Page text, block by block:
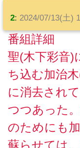
2: 2024/07/13(土)
番組詳細
聖(木下彩音)
ち込む加治
に消去され
つつあった
のためにも
蘇らせては